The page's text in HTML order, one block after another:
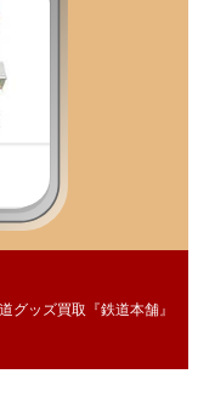
グッズ買取『鉄道本舗』